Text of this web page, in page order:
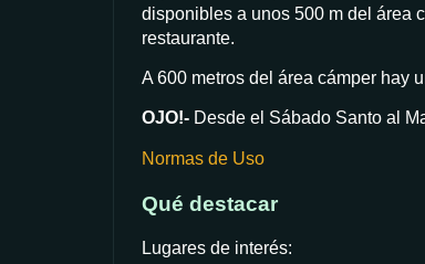
disponibles a unos 500 m del área
restaurante.
A 600 metros del área cámper hay
OJO!- Desde el Sábado Santo al
Normas de Uso
Qué destacar
Lugares de interés: